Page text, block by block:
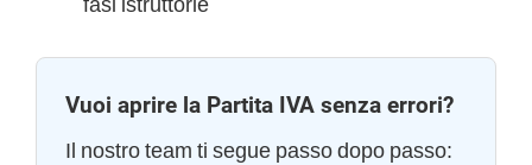
Vuoi aprire la Partita IVA senza errori?
Il nostro team ti segue passo dopo passo: